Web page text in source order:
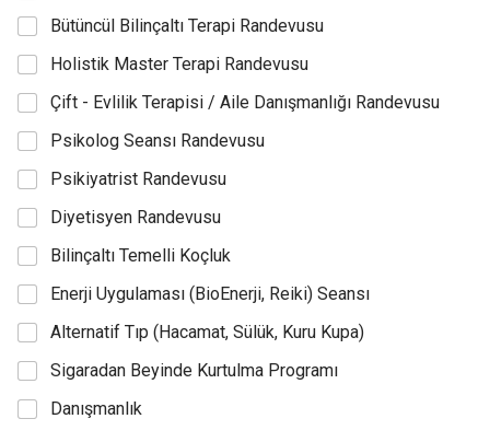
Bütüncül Bilinçaltı Terapi Randevusu
Holistik Master Terapi Randevusu
Çift - Evlilik Terapisi / Aile Danışmanlığı Randevusu
Psikolog Seansı Randevusu
Psikiyatrist Randevusu
Diyetisyen Randevusu
Bilinçaltı Temelli Koçluk
Enerji Uygulaması (BioEnerji, Reiki) Seansı
Alternatif Tıp (Hacamat, Sülük, Kuru Kupa)
Sigaradan Beyinde Kurtulma Programı
Danışmanlık